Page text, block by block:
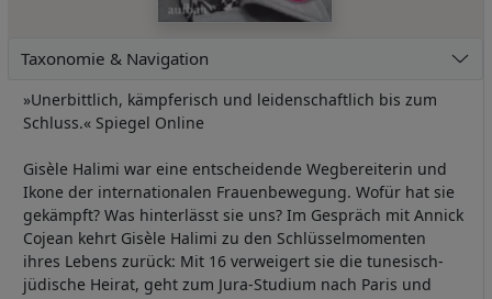
Taxonomie & Navigation
»Unerbittlich, kämpferisch und leidenschaftlich bis zum
Schluss.« Spiegel Online
Gisèle Halimi war eine entscheidende Wegbereiterin und
Ikone der internationalen Frauenbewegung. Wofür hat sie
gekämpft? Was hinterlässt sie uns? Im Gespräch mit Annick
Cojean kehrt Gisèle Halimi zu den Schlüsselmomenten
ihres Lebens zurück: Mit 16 verweigert sie die tunesisch-
jüdische Heirat, geht zum Jura-Studium nach Paris und